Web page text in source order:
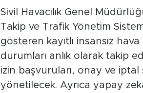
Sivil Havacılık Genel
Takip ve Trafik Yönetim
gösteren kayıtlı insansız
durumları anlık olarak takip
izin başvuruları, onay ve
yönetilecek. Ayrıca yapay